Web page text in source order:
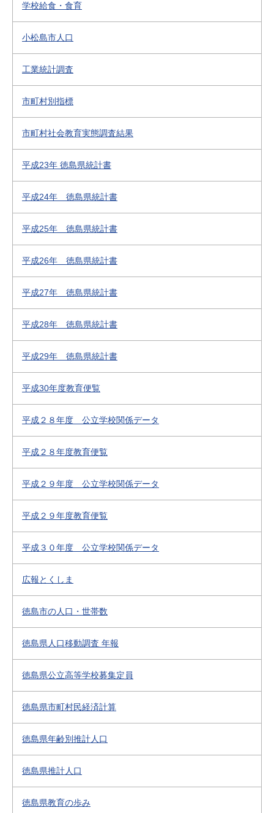
学校給食・食育
小松島市人口
工業統計調査
市町村別指標
市町村社会教育実態調査結果
平成23年 徳島県統計書
平成24年 徳島県統計書
平成25年 徳島県統計書
平成26年 徳島県統計書
平成27年 徳島県統計書
平成28年 徳島県統計書
平成29年 徳島県統計書
平成30年度教育便覧
平成２８年度 公立学校関係データ
平成２８年度教育便覧
平成２９年度 公立学校関係データ
平成２９年度教育便覧
平成３０年度 公立学校関係データ
広報とくしま
徳島市の人口・世帯数
徳島県人口移動調査 年報
徳島県公立高等学校募集定員
徳島県市町村民経済計算
徳島県年齢別推計人口
徳島県推計人口
徳島県教育の歩み